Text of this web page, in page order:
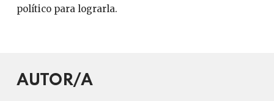
político para lograrla.
AUTOR/A